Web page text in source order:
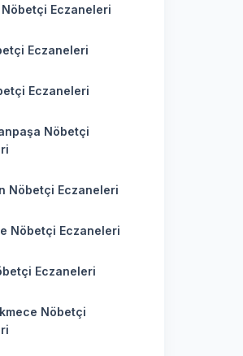
Eczaneleri
Eczaneleri
Eczaneleri
Nöbetçi
Nöbetçi Eczaneleri
Nöbetçi Eczaneleri
Eczaneleri
Nöbetçi